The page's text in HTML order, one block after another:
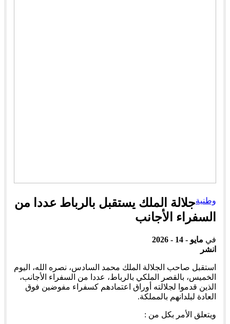
وطنيةجلالة الملك يستقبل بالرباط عددا من
السفراء الأجانب
في مايو - 14 - 2026
انشر
استقبل صاحب الجلالة الملك محمد السادس، نصره الله، اليوم
الخميس، بالقصر الملكي بالرباط، عددا من السفراء الأجانب،
الذين قدموا لجلالته أوراق اعتمادهم كسفراء مفوضين فوق
العادة لبلدانهم بالمملكة.
ويتعلق الأمر بكل من :